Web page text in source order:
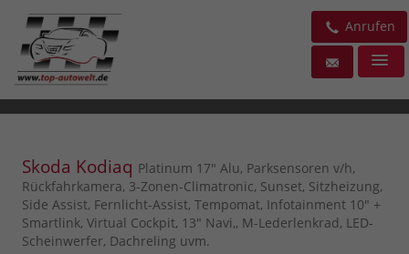
Anrufen
Skoda Kodiaq Platinum 17" Alu, Parksensoren v/h,
Rückfahrkamera, 3-Zonen-Climatronic, Sunset, Sitzheizung,
Side Assist, Fernlicht-Assist, Tempomat, Infotainment 10" +
Smartlink, Virtual Cockpit, 13" Navi,, M-Lederlenkrad, LED-
Scheinwerfer, Dachreling uvm.